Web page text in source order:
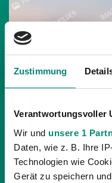
Zustimmung
Verantwortungsvoller
Wir und unsere 1
Daten, wie z. B. Ihre
Technologien wie
Gerät zu speichern
SVR GEGEN
Die SV Ried holt an
Tabellenschlusslicht
Unentschieden. Ein